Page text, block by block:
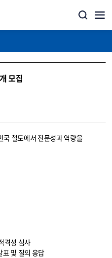
모집
국 철도에서 전문성과 역량을
격성 심사
표 및 질의 응답